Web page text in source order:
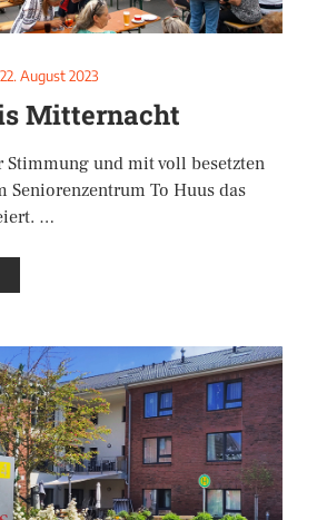
22. August 2023
Mitternacht
Stimmung und mit voll besetzten
Seniorenzentrum To Huus das
…